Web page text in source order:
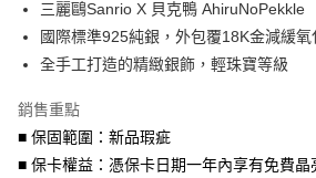
華南商業銀行
彰化商
上海商業儲蓄銀行
台北富
國泰世華商業銀行
兆豐國
匯豐（台灣）商業銀行
聯邦商業銀行
元大商業銀行
永豐商
華南商業銀行
彰化商
上海商業儲蓄銀行
台北富
臺灣中小企業銀行
匯豐（台灣）商業銀行
聯邦商業銀行
遠東國
LINE Pay
Apple Pay
街口支付
悠遊付
三麗鷗Sanrio X 貝克鴨 AhiruNoPekkle
國際標準925純銀，外包覆18K金減緩氧
全手工打造的精緻銀飾，輕珠寶等級
銷售重點
■ 保固範圍：新品瑕疵
■ 保卡權益：憑保卡日期一年內享有免費晶